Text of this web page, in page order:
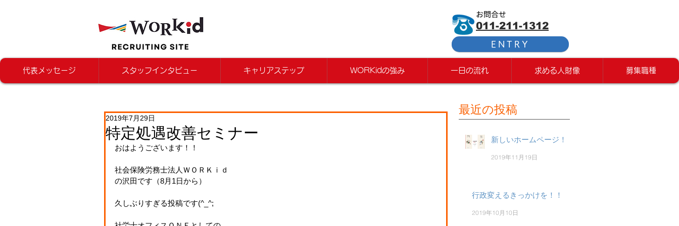
お問合せ
011-211-1312
ENTRY
代表メッセージ スタッフインタビュー キャリアステップ WORKidの強み 一日の流れ 求める人財像 募集職種
特定処遇改善セミナー
2019年7月29日
おはようございます！！
社会保険労務士法人ＷＯＲＫｉｄ
の沢田です（8月1日から）
久しぶりすぎる投稿です(^_^;
最近の投稿
新しいホームページ！
2019年11月19日
行政変えるきっかけを！！
2019年10月10日